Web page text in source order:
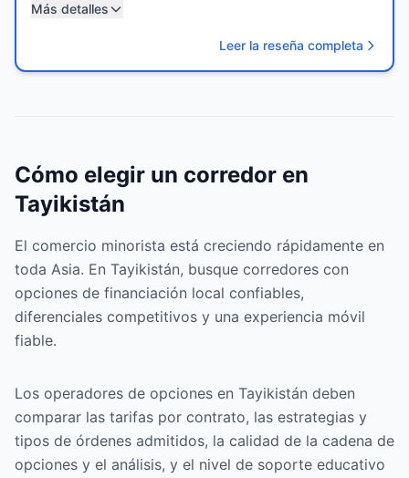
Más detalles
Leer la reseña completa
Cómo elegir un corredor en
Tayikistán
El comercio minorista está creciendo rápidamente en
toda Asia. En Tayikistán, busque corredores con
opciones de financiación local confiables,
diferenciales competitivos y una experiencia móvil
fiable.
Los operadores de opciones en Tayikistán deben
comparar las tarifas por contrato, las estrategias y
tipos de órdenes admitidos, la calidad de la cadena de
opciones y el análisis, y el nivel de soporte educativo